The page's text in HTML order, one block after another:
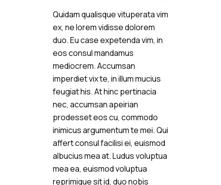
Quidam qualisque vituperata vim
ex, ne lorem vidisse dolorem
duo. Eu case expetenda vim, in
eos consul mandamus
mediocrem. Accumsan
imperdiet vix te, in illum mucius
feugiat his. At hinc pertinacia
nec, accumsan apeirian
prodesset eos cu, commodo
inimicus argumentum te mei. Qui
affert consul facilisi ei, euismod
albucius mea at. Ludus voluptua
mea ea, euismod voluptua
reprimique sit id, duo nobis